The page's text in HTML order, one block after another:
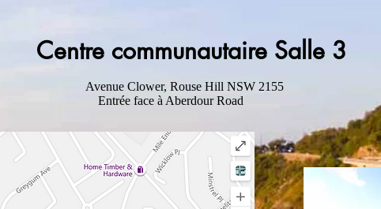
Centre communautaire Salle 3
Avenue Clower, Rouse Hill NSW 2155
Entrée face à Aberdour Road